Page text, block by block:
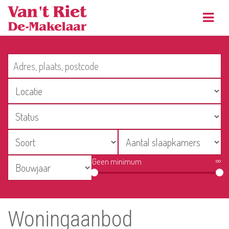
Geen minimum ∞
Woningaanbod